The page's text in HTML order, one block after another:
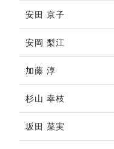
安田 京子
安岡 梨江
加藤 淳
杉山 幸枝
坂田 菜実